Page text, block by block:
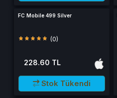
FC Mobile 499 Silver
(0)
228.60 TL
Stok Tükendi